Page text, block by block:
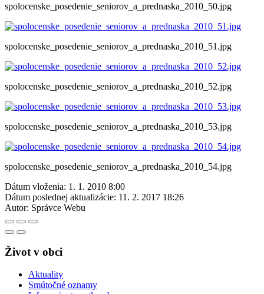
spolocenske_posedenie_seniorov_a_prednaska_2010_50.jpg
spolocenske_posedenie_seniorov_a_prednaska_2010_51.jpg
spolocenske_posedenie_seniorov_a_prednaska_2010_52.jpg
spolocenske_posedenie_seniorov_a_prednaska_2010_53.jpg
spolocenske_posedenie_seniorov_a_prednaska_2010_54.jpg
Dátum vloženia: 1. 1. 2010 8:00
Dátum poslednej aktualizácie: 11. 2. 2017 18:26
Autor: Správce Webu
Život v obci
Aktuality
Smútočné oznamy